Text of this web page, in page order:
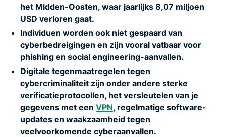
het Midden-Oosten, waar jaarlijks 8,07 miljoen
USD verloren gaat.
Individuen worden ook niet gespaard van
cyberbedreigingen en zijn vooral vatbaar voor
phishing en social engineering-aanvallen.
Digitale tegenmaatregelen tegen
cybercriminaliteit zijn onder andere sterke
verificatieprotocollen, het versleutelen van je
gegevens met een VPN, regelmatige software-
updates en waakzaamheid tegen
veelvoorkomende cyberaanvallen.